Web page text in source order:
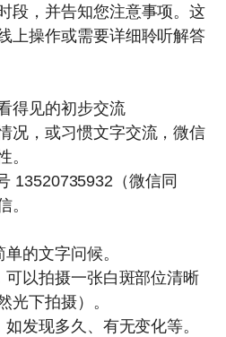
段，并告知您注意事项。这
上操作或需要详细聆听解答
得见的初步交流
况，或习惯文字交流，微信
。
13520735932 （微信同
。
的文字问候。
以拍摄一张白斑部位清晰
光下拍摄）。
发现多久、有无变化等。